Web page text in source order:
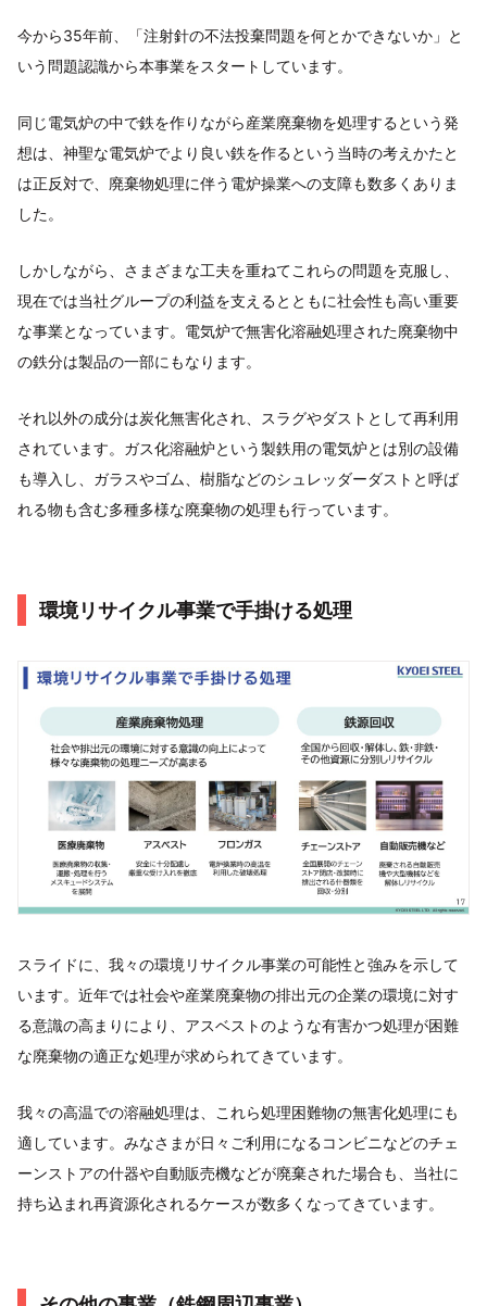
今から35年前、「注射針の不法投棄問題を何とかできないか」と
いう問題認識から本事業をスタートしています。
同じ電気炉の中で鉄を作りながら産業廃棄物を処理するという発
想は、神聖な電気炉でより良い鉄を作るという当時の考えかたと
は正反対で、廃棄物処理に伴う電炉操業への支障も数多くありま
した。
しかしながら、さまざまな工夫を重ねてこれらの問題を克服し、
現在では当社グループの利益を支えるとともに社会性も高い重要
な事業となっています。電気炉で無害化溶融処理された廃棄物中
の鉄分は製品の一部にもなります。
それ以外の成分は炭化無害化され、スラグやダストとして再利用
されています。ガス化溶融炉という製鉄用の電気炉とは別の設備
も導入し、ガラスやゴム、樹脂などのシュレッダーダストと呼ば
れる物も含む多種多様な廃棄物の処理も行っています。
環境リサイクル事業で手掛ける処理
スライドに、我々の環境リサイクル事業の可能性と強みを示して
います。近年では社会や産業廃棄物の排出元の企業の環境に対す
る意識の高まりにより、アスベストのような有害かつ処理が困難
な廃棄物の適正な処理が求められてきています。
我々の高温での溶融処理は、これら処理困難物の無害化処理にも
適しています。みなさまが日々ご利用になるコンビニなどのチェ
ーンストアの什器や自動販売機などが廃棄された場合も、当社に
持ち込まれ再資源化されるケースが数多くなってきています。